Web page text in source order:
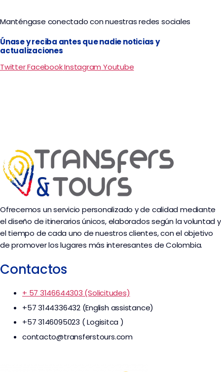
Manténgase conectado con nuestras redes sociales
Únase y reciba antes que nadie noticias y
actualizaciones
TwitterFacebookInstagram Youtube
Ofrecemos un servicio personalizado y de calidad mediante
el diseño de itinerarios únicos, elaborados según la voluntad y
el tiempo de cada uno de nuestros clientes, con el objetivo
de promover los lugares más interesantes de Colombia.
Contactos
+ 57 3146644303 (Solicitudes)
+57 3144336432 (English assistance)
+57 3146095023 ( Logisitca )
contacto@transferstours.com